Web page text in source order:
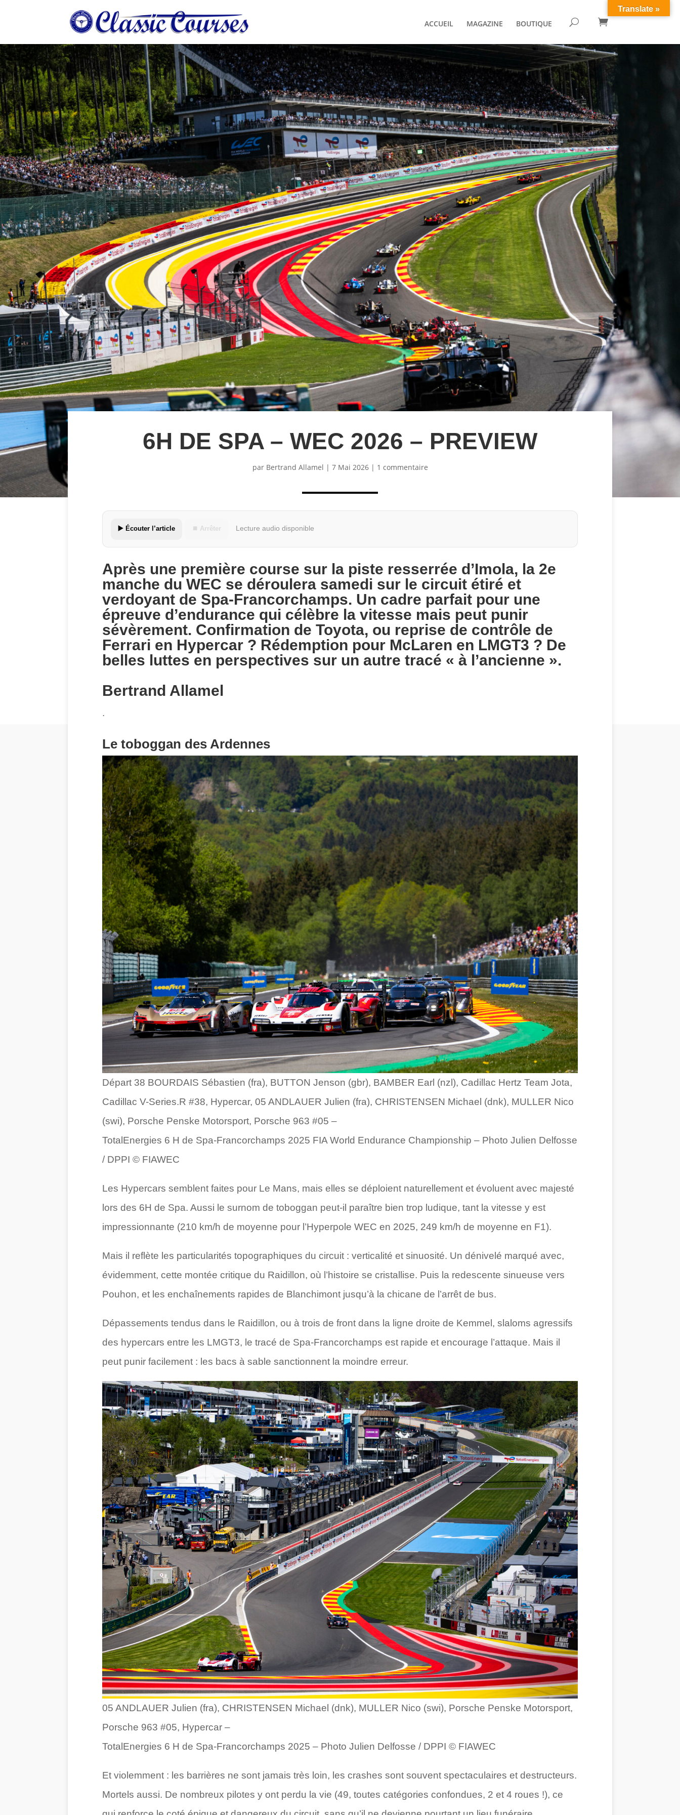
ACCUEIL MAGAZINE BOUTIQUE U 
6H DE SPA – WEC 2026 – PREVIEW
par Bertrand Allamel | 7 Mai 2026| 1 commentaire
▶️ Écouter l’article ⏹ Arrêter Lecture audio disponible
Après une première course sur la piste resserrée d’Imola, la 2e
manche du WEC se déroulera samedi sur le circuit étiré et
verdoyant de Spa-Francorchamps. Un cadre parfait pour une
épreuve d’endurance qui célèbre la vitesse mais peut punir
sévèrement. Confirmation de Toyota, ou reprise de contrôle de
Ferrari en Hypercar ? Rédemption pour McLaren en LMGT3 ? De
belles luttes en perspectives sur un autre tracé « à l’ancienne ».
Bertrand Allamel
.
Le toboggan des Ardennes
Départ 38 BOURDAIS Sébastien (fra), BUTTON Jenson (gbr), BAMBER Earl (nzl), Cadillac Hertz Team Jota,
Cadillac V-Series.R #38, Hypercar, 05 ANDLAUER Julien (fra), CHRISTENSEN Michael (dnk), MULLER Nico
(swi), Porsche Penske Motorsport, Porsche 963 #05 –
TotalEnergies 6 H de Spa-Francorchamps 2025 FIA World Endurance Championship – Photo Julien Delfosse
/ DPPI © FIAWEC
Les Hypercars semblent faites pour Le Mans, mais elles se déploient naturellement et évoluent avec majesté
lors des 6H de Spa. Aussi le surnom de toboggan peut-il paraître bien trop ludique, tant la vitesse y est
impressionnante (210 km/h de moyenne pour l’Hyperpole WEC en 2025, 249 km/h de moyenne en F1).
Mais il reflète les particularités topographiques du circuit : verticalité et sinuosité. Un dénivelé marqué avec,
évidemment, cette montée critique du Raidillon, où l’histoire se cristallise. Puis la redescente sinueuse vers
Pouhon, et les enchaînements rapides de Blanchimont jusqu’à la chicane de l’arrêt de bus.
Dépassements tendus dans le Raidillon, ou à trois de front dans la ligne droite de Kemmel, slaloms agressifs
des hypercars entre les LMGT3, le tracé de Spa-Francorchamps est rapide et encourage l’attaque. Mais il
peut punir facilement : les bacs à sable sanctionnent la moindre erreur.
05 ANDLAUER Julien (fra), CHRISTENSEN Michael (dnk), MULLER Nico (swi), Porsche Penske Motorsport,
Porsche 963 #05, Hypercar –
TotalEnergies 6 H de Spa-Francorchamps 2025 – Photo Julien Delfosse / DPPI © FIAWEC
Et violemment : les barrières ne sont jamais très loin, les crashes sont souvent spectaculaires et destructeurs.
Mortels aussi. De nombreux pilotes y ont perdu la vie (49, toutes catégories confondues, 2 et 4 roues !), ce
Translate »